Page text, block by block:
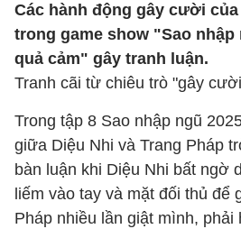
Các hành động gây cười
trong game show "Sao
quả cảm" gây tranh luận.
Tranh cãi từ chiêu trò "gây
Trong tập 8 Sao nhập ngũ
giữa Diệu Nhi và Trang Pháp
bàn luận khi Diệu Nhi bất ngờ
liếm vào tay và mặt đối thủ để
Pháp nhiều lần giật mình,